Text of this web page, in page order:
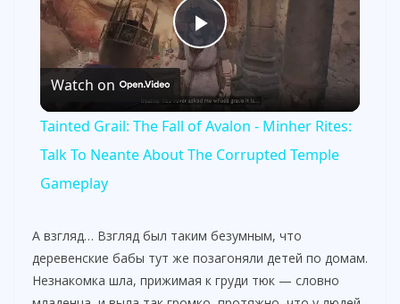
P
l
a
V
Watch on
Tainted Grail: The Fall of Avalon - Minher Rites:
Talk To Neante About The Corrupted Temple
Gameplay
А взгляд… Взгляд был таким безумным, что
деревенские бабы тут же позагоняли детей по домам.
Незнакомка шла, прижимая к груди тюк — словно